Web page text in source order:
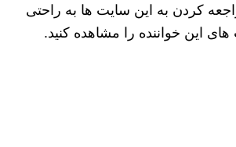
کردن به این سایت ها به راحتی
این خواننده را مشاهده کنید.